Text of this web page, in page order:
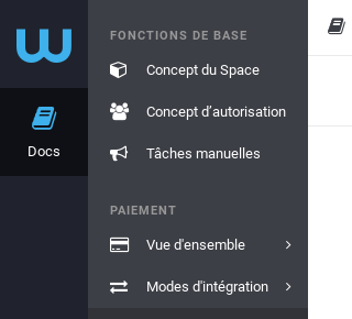
Docs
FONCTIONS DE BASE
Concept du Space
Concept d’autorisation
Tâches manuelles
PAIEMENT
Vue d'ensemble
Modes d'intégration